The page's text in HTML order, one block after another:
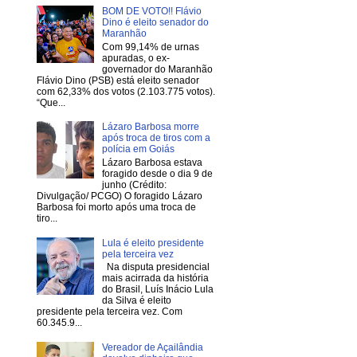
BOM DE VOTO!! Flávio
Dino é eleito senador do
Maranhão
Com 99,14% de urnas
apuradas, o ex-
governador do Maranhão
Flávio Dino (PSB) está eleito senador
com 62,33% dos votos (2.103.775 votos).
“Que...
Lázaro Barbosa morre
após troca de tiros com a
polícia em Goiás
Lázaro Barbosa estava
foragido desde o dia 9 de
junho (Crédito:
Divulgação/ PCGO) O foragido Lázaro
Barbosa foi morto após uma troca de
tiro...
Lula é eleito presidente
pela terceira vez
Na disputa presidencial
mais acirrada da história
do Brasil, Luís Inácio Lula
da Silva é eleito
presidente pela terceira vez. Com
60.345.9...
Vereador de Açailândia